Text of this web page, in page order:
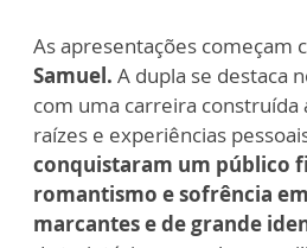
As apresentações começam
Samuel. A dupla se destaca
com uma carreira construída
raízes e experiências
conquistaram um público
romantismo e sofrência
marcantes e de grande